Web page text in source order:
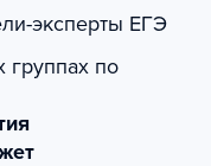
эксперты ЕГЭ
группах по